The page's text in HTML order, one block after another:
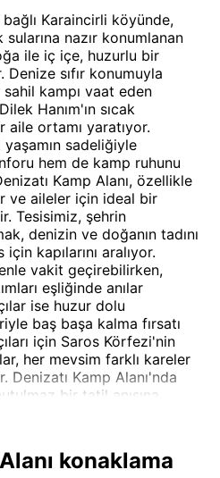
Karaincirli köyünde,
nazır konumlanan
ile iç içe, huzurlu bir
sıfır konumuyla
kampı vaat eden
Hanım'ın sıcak
ortamı yaratıyor.
sadeliğiyle
hem de kamp ruhunu
Kamp Alanı, özellikle
ve aileler için ideal bir
Tesisimiz, şehrin
denizin ve doğanın tadını
kapılarını aralıyor.
vakit geçirebilirken,
eşliğinde anılar
ise huzur dolu
baş başa kalma fırsatı
için Saros Körfezi'nin
her mevsim farklı kareler
Denizatı Kamp Alanı'nda
bir tatil anısına
Konum ve
konaklama